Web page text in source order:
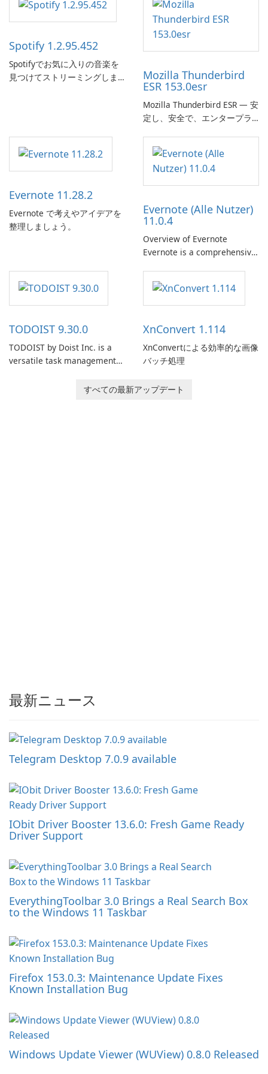
Spotify 1.2.95.452
Spotifyでお気に入りの音楽を
見つけてストリーミングしま
Mozilla Thunderbird
ESR 153.0esr
Mozilla Thunderbird ESR — 安
定し、安全で、エンタープラ
Evernote 11.28.2
Evernote で考えやアイデアを
整理しましょう。
Evernote (Alle Nutzer)
11.0.4
Overview of Evernote
Evernote is a comprehensive
software designed to help
users capture, organize, and
access information across
TODOIST 9.30.0
TODOIST by Doist Inc. is a
versatile task management
individuals and teams
XnConvert 1.114
XnConvertによる効率的な画像
バッチ処理
すべての最新アップデート
最新ニュース
Telegram Desktop 7.0.9 available
IObit Driver Booster 13.6.0: Fresh Game Ready
Driver Support
EverythingToolbar 3.0 Brings a Real Search Box
to the Windows 11 Taskbar
Firefox 153.0.3: Maintenance Update Fixes
Known Installation Bug
Windows Update Viewer (WUView) 0.8.0 Released